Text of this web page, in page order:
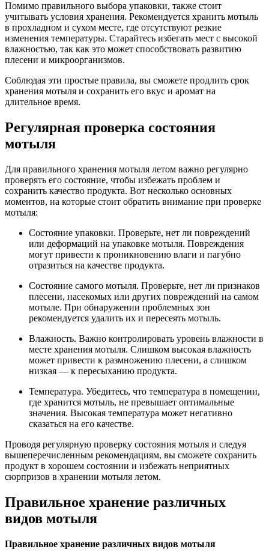
Помимо правильного выбора упаковки, также стоит
учитывать условия хранения. Рекомендуется хранить мотыль
в прохладном и сухом месте, где отсутствуют резкие
изменения температуры. Старайтесь избегать мест с высокой
влажностью, так как это может способствовать развитию
плесени и микроорганизмов.
Соблюдая эти простые правила, вы сможете продлить срок
хранения мотыля и сохранить его вкус и аромат на
длительное время.
Регулярная проверка состояния
мотыля
Для правильного хранения мотыля летом важно регулярно
проверять его состояние, чтобы избежать проблем и
сохранить качество продукта. Вот несколько основных
моментов, на которые стоит обратить внимание при проверке
мотыля:
Состояние упаковки. Проверьте, нет ли повреждений
или деформаций на упаковке мотыля. Повреждения
могут привести к проникновению влаги и пагубно
отразиться на качестве продукта.
Состояние самого мотыля. Проверьте, нет ли признаков
плесени, насекомых или других повреждений на самом
мотыле. При обнаружении проблемных зон
рекомендуется удалить их и пересеять мотыль.
Влажность. Важно контролировать уровень влажности в
месте хранения мотыля. Слишком высокая влажность
может привести к размножению плесени, а слишком
низкая — к пересыханию продукта.
Температура. Убедитесь, что температура в помещении,
где хранится мотыль, не превышает оптимальные
значения. Высокая температура может негативно
сказаться на его качестве.
Проводя регулярную проверку состояния мотыля и следуя
вышеперечисленным рекомендациям, вы сможете сохранить
продукт в хорошем состоянии и избежать неприятных
сюрпризов в хранении мотыля летом.
Правильное хранение различных
видов мотыля
Правильное хранение различных видов мотыля